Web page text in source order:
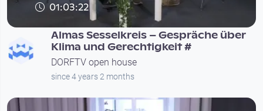
01:03:22
Almas Sesselkreis – Gespräche über
Klima und Gerechtigkeit #
DORFTV open house
since 4 years 2 months